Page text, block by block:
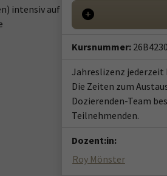
intensiv auf
Kursnummer: 26B4230
Jahreslizenz jederzeit
Die Zeiten zum
Dozierenden-Team
Teilnehmenden.
Dozent:in:
Roy Mönster